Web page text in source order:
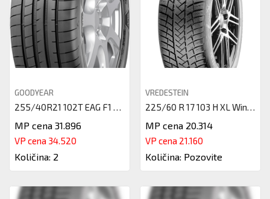
GOODYEAR
255/40R21 102T EAG F1 ASY 3 SU
MP cena 31.896
VP cena 34.520
Količina: 2
VREDESTEIN
225/60 R 17 103 H XL Wintrac P
MP cena 20.314
VP cena 21.160
Količina: Pozovite